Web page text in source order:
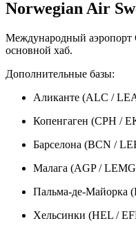
Norwegian Air
Международный аэропорт
основной хаб.
Дополнительные базы:
Аликанте (ALC /
Копенгаген (CPH /
Барселона (BCN /
Малага (AGP /
Пальма-де-Майорка
Хельсинки (HEL /